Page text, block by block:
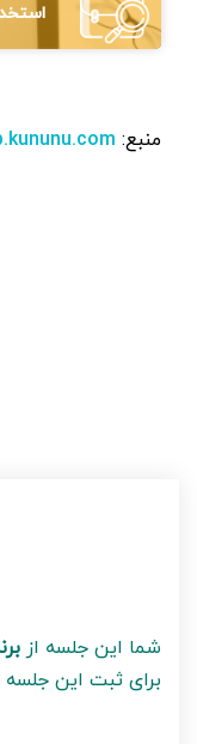
منبع:
شما این جلسه از
برای ثبت این جلسه